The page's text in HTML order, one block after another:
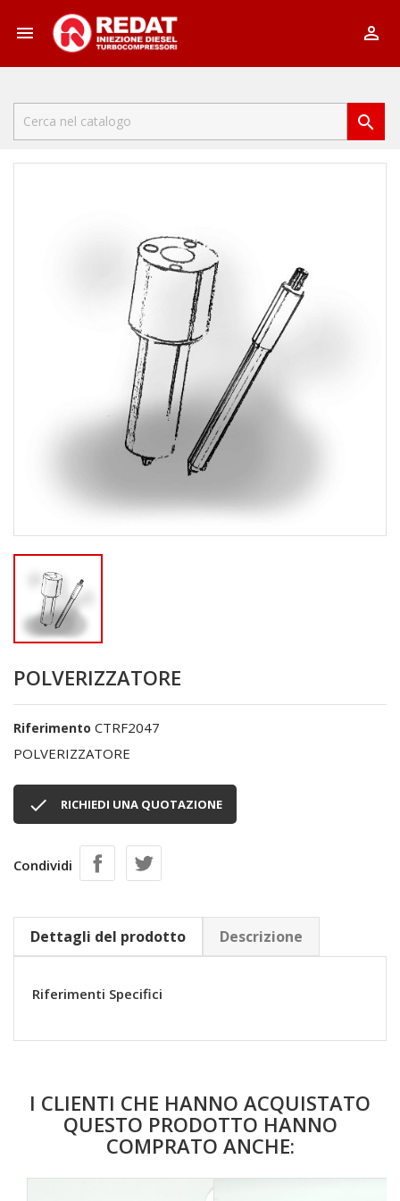
 

POLVERIZZATORE
Riferimento CTRF2047
POLVERIZZATORE
 RICHIEDI UNA QUOTAZIONE
Condividi
Dettagli del prodotto Descrizione
Riferimenti Specifici
I CLIENTI CHE HANNO ACQUISTATO
QUESTO PRODOTTO HANNO
COMPRATO ANCHE: